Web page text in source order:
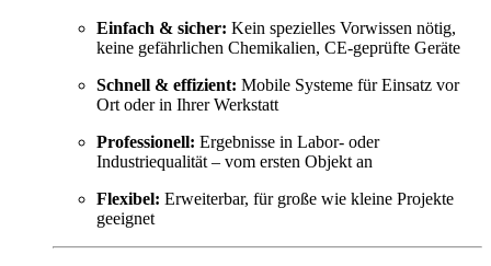
Einfach & sicher: Kein spezielles Vorwissen nötig,
keine gefährlichen Chemikalien, CE-geprüfte Geräte
Schnell & effizient: Mobile Systeme für Einsatz vor
Ort oder in Ihrer Werkstatt
Professionell: Ergebnisse in Labor- oder
Industriequalität – vom ersten Objekt an
Flexibel: Erweiterbar, für große wie kleine Projekte
geeignet